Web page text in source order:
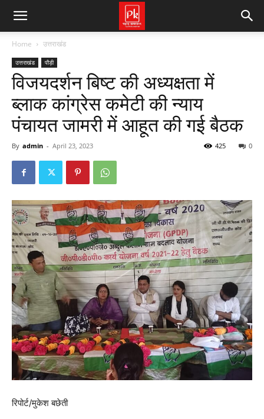
Home उत्तराखंड
उत्तराखंड पौड़ी
विजयदर्शन बिष्ट की अध्यक्षता में
ब्लाक कांग्रेस कमेटी की न्याय
पंचायत जामरी में आहूत की गई बैठक
By admin - April 23, 2023 0
425
रिपोर्ट/मुकेश बछेती